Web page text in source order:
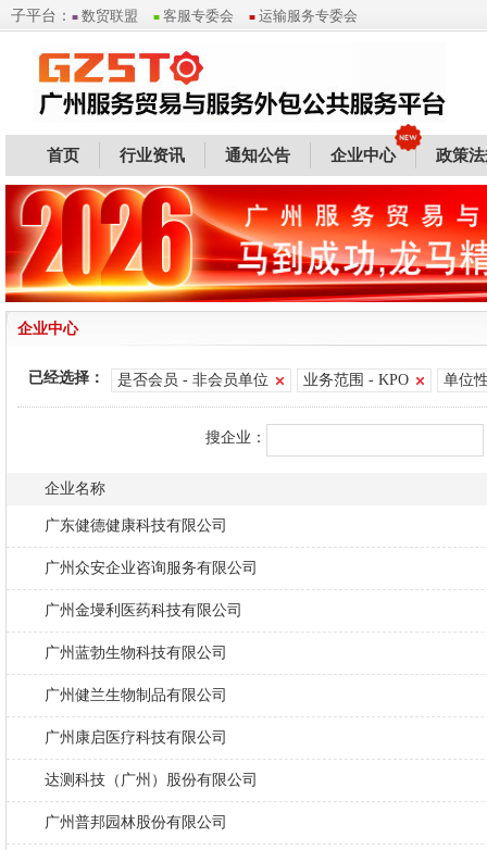
子平台： ■ 数贸联盟 ■ 客服专委会 ■ 运输服务专委会
首页 行业资讯 通知公告 企业中心 政策
企业中心
已经选择： 是否会员 - 非会员单位 业务范围 - KPO 单位
搜企业：
企业名称
广东健德健康科技有限公司
广州众安企业咨询服务有限公司
广州金墁利医药科技有限公司
广州蓝勃生物科技有限公司
广州健兰生物制品有限公司
广州康启医疗科技有限公司
达测科技（广州）股份有限公司
广州普邦园林股份有限公司